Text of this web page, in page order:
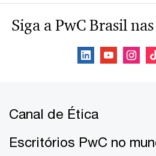
Siga a PwC Brasil
Canal de Ética
Escritórios PwC no